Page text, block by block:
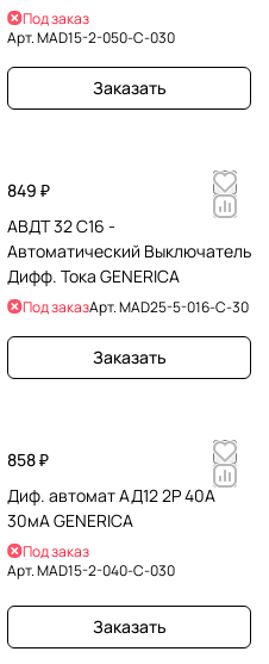
Под заказ
Арт.MAD15-2-050-C-030
Заказать
849 ₽
АВДТ 32 C16 -
Автоматический Выключатель
Дифф. Тока GENERICA
Под заказАрт.MAD25-5-016-C-30
Заказать
858 ₽
Диф. автомат АД12 2Р 40А
30мА GENERICA
Под заказ
Арт.MAD15-2-040-C-030
Заказать